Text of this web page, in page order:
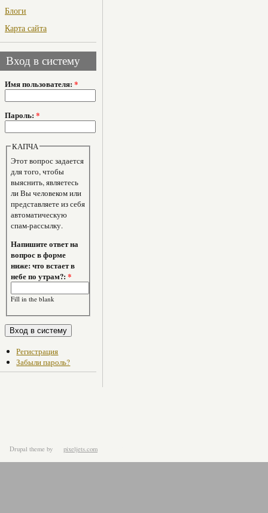
Блоги
Карта сайта
Вход в систему
Имя пользователя: *
Пароль: *
КАПЧА
Этот вопрос задается
для того, чтобы
выяснить, являетесь
ли Вы человеком или
представляете из себя
автоматическую
спам-рассылку.
Напишите ответ на
вопрос в форме
ниже: что встает в
небе по утрам?:*
Fill in the blank
Регистрация
Забыли пароль?
Drupal theme by pixeljets.com